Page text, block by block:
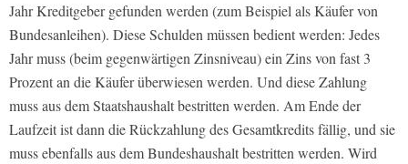
Jahr Kreditgeber gefunden werden (zum Beispiel als Käufer von
Bundesanleihen). Diese Schulden müssen bedient werden: Jedes
Jahr muss (beim gegenwärtigen Zinsniveau) ein Zins von fast 3
Prozent an die Käufer überwiesen werden. Und diese Zahlung
muss aus dem Staatshaushalt bestritten werden. Am Ende der
Laufzeit ist dann die Rückzahlung des Gesamtkredits fällig, und sie
muss ebenfalls aus dem Bundeshaushalt bestritten werden. Wird